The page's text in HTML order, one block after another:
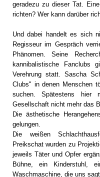
geradezu zu dieser Tat.
richten? Wer kann darüber
Und dabei handelt es sich
Regisseur im Gespräch
Phänomen. Seine
kannibalistische Fanclubs
Verehrung statt. Sascha
Clubs" in denen Menschen
suchen. Spätestens hier
Gesellschaft nicht mehr das
Die ästhetische
gelungen.
Die weißen
Preikschat wurden zu
jeweils Täter und Opfer
Bühne, ein Kinderstuhl,
Waschmaschine, die uns